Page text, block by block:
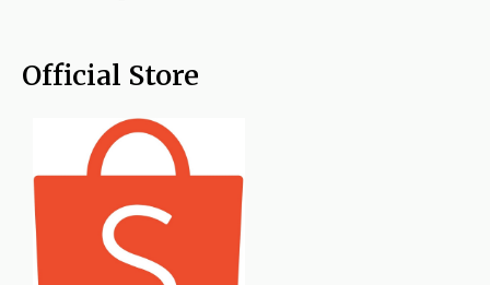
Official Store